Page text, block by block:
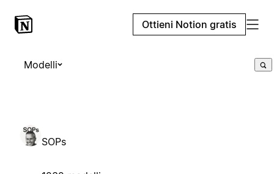
Ottieni Notion gratis
Modelli
SOPs